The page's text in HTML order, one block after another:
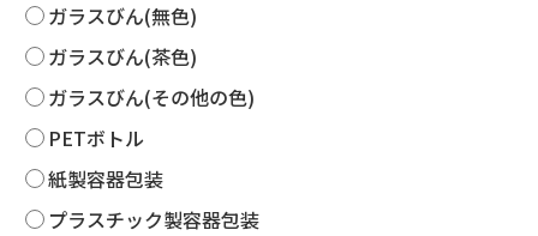
ガラスびん(無色)
ガラスびん(茶色)
ガラスびん(その他の色)
PETボトル
紙製容器包装
プラスチック製容器包装